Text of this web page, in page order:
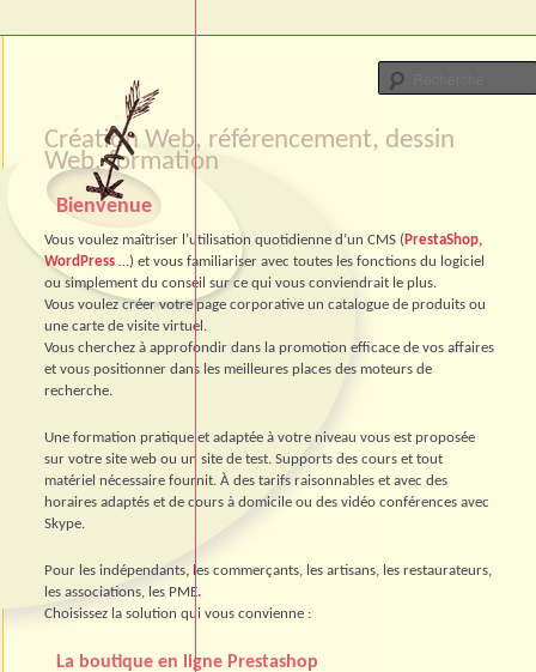
Création Web, référencement, dessin
Web, formation
Bienvenue
Vous voulez maîtriser l’utilisation quotidienne d’un CMS ( PrestaShop,
WordPress…) et vous familiariser avec toutes les fonctions du logiciel
ou simplement du conseil sur ce qui vous conviendrait le plus.
Vous voulez créer votre page corporative un catalogue de produits ou
une carte de visite virtuel.
Vous cherchez à approfondir dans la promotion efficace de vos affaires
et vous positionner dans les meilleures places des moteurs de
recherche.
Une formation pratique et adaptée à votre niveau vous est proposée
sur votre site web ou un site de test. Supports des cours et tout
matériel nécessaire fournit. À des tarifs raisonnables et avec des
horaires adaptés et de cours à domicile ou des vidéo conférences avec
Skype.
Pour les indépendants,les commerçants, les artisans, les restaurateurs,
les associations, les PME.
Choisissez la solution qui vous convienne :
La boutique en ligne Prestashop